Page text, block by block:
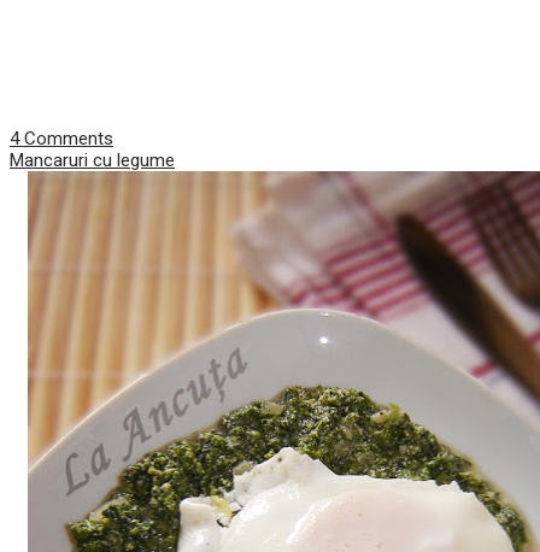
4 Comments
Mancaruri cu legume